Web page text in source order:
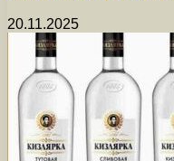
20.11.2025